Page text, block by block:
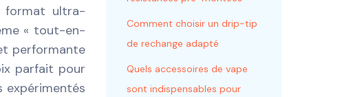
format ultra-
« tout-en-
performante
parfait pour
expérimentés
Comment choisir un drip-tip
de rechange adapté
Quels accessoires de vape
sont indispensables pour